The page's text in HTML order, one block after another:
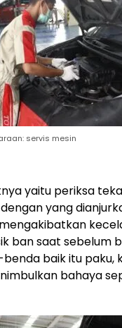
servis mesin
yaitu periksa
yang
ban saat sebelum
baik itu paku,
bahaya